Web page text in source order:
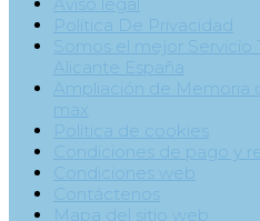
Política De Privacidad
Somos el mejor Servicio
Alicante España
Ampliación de Memoria
max
Política de cookies
Condiciones de pago y
Condiciones web
Contáctenos
Mapa del sitio web